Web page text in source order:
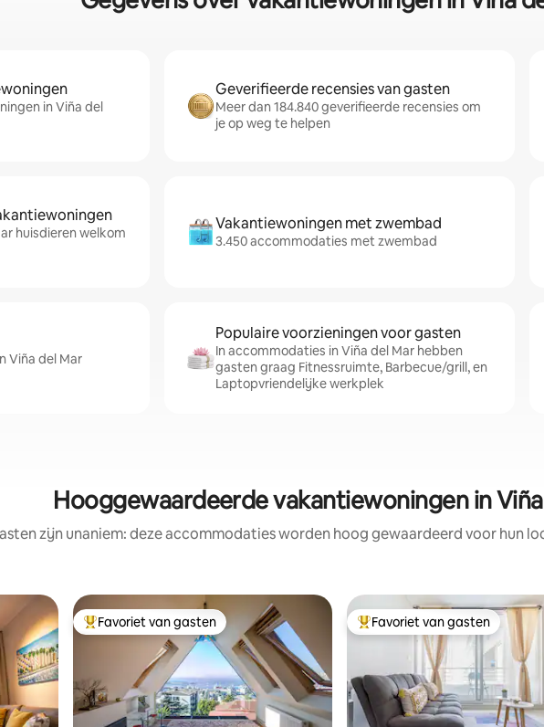
in Viña del
Geverifieerde recensies van gasten
Meer dan 184.840 geverifieerde recensies om
je op weg te helpen
huisdieren welkom
Vakantiewoningen met zwembad
3.450 accommodaties met zwembad
Viña del Mar
Populaire voorzieningen voor gasten
In accommodaties in Viña del Mar hebben
gasten graag Fitnessruimte, Barbecue/grill, en
Laptopvriendelijke werkplek
Hooggewaardeerde vakantiewoningen in
zijn unaniem: deze accommodaties worden hoog gewaardeerd voor hun
Topfavoriet van gasten
Favoriet van gasten Topfavoriet van gasten
Favoriet van gasten